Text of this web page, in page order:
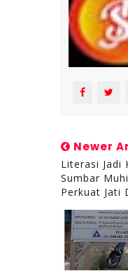
Newer
Literasi Jadi
Sumbar
Perkuat Jati